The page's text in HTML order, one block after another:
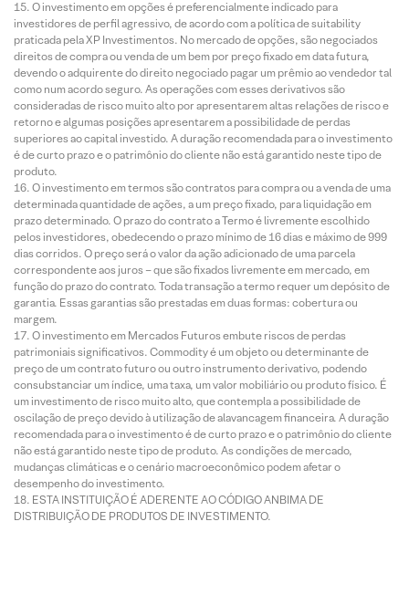
O investimento em opções é preferencialmente indicado para
investidores de perfil agressivo, de acordo com a política de suitability
praticada pela XP Investimentos. No mercado de opções, são negociados
direitos de compra ou venda de um bem por preço fixado em data futura,
devendo o adquirente do direito negociado pagar um prêmio ao vendedor tal
como num acordo seguro. As operações com esses derivativos são
consideradas de risco muito alto por apresentarem altas relações de risco e
retorno e algumas posições apresentarem a possibilidade de perdas
superiores ao capital investido. A duração recomendada para o investimento
é de curto prazo e o patrimônio do cliente não está garantido neste tipo de
produto.
O investimento em termos são contratos para compra ou a venda de uma
determinada quantidade de ações, a um preço fixado, para liquidação em
prazo determinado. O prazo do contrato a Termo é livremente escolhido
pelos investidores, obedecendo o prazo mínimo de 16 dias e máximo de 999
dias corridos. O preço será o valor da ação adicionado de uma parcela
correspondente aos juros – que são fixados livremente em mercado, em
função do prazo do contrato. Toda transação a termo requer um depósito de
garantia. Essas garantias são prestadas em duas formas: cobertura ou
margem.
O investimento em Mercados Futuros embute riscos de perdas
patrimoniais significativos. Commodity é um objeto ou determinante de
preço de um contrato futuro ou outro instrumento derivativo, podendo
consubstanciar um índice, uma taxa, um valor mobiliário ou produto físico. É
um investimento de risco muito alto, que contempla a possibilidade de
oscilação de preço devido à utilização de alavancagem financeira. A duração
recomendada para o investimento é de curto prazo e o patrimônio do cliente
não está garantido neste tipo de produto. As condições de mercado,
mudanças climáticas e o cenário macroeconômico podem afetar o
desempenho do investimento.
ESTA INSTITUIÇÃO É ADERENTE AO CÓDIGO ANBIMA DE
DISTRIBUIÇÃO DE PRODUTOS DE INVESTIMENTO.